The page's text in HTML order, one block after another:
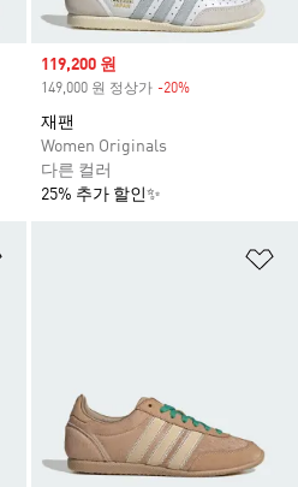
Sale price
119,200 원
149,000 원 정상가 -20%
재팬
Women Originals
다른 컬러
25% 추가 할인✨